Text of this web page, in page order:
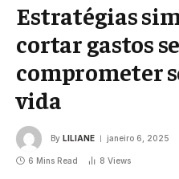
Estratégias
cortar gastos
comprometer
vida
By LILIANE janeiro 6, 2025
6 Mins Read 8 Views